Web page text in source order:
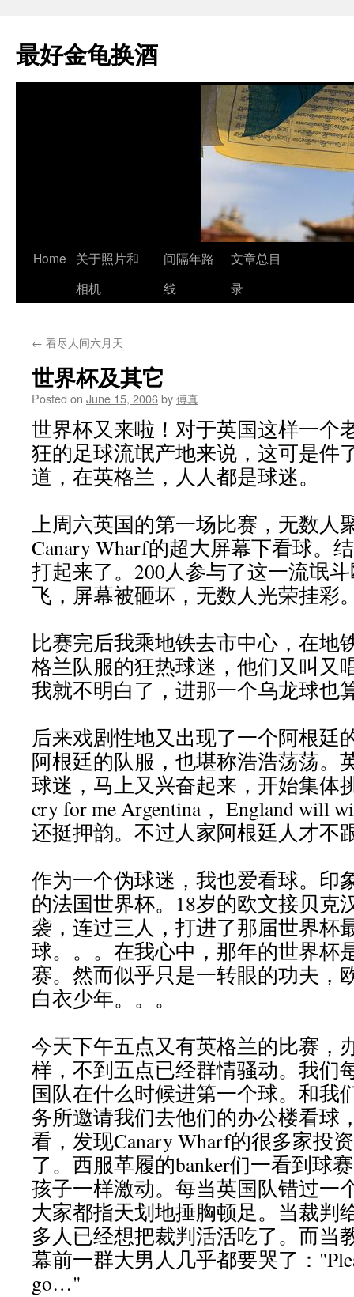
最好金龟换酒
Skip
Home
关于照片和
相机
间隔年路
线
文章总目
录
← 看尽人间六月天
世界杯及其它
Posted on June 15, 2006by傅真
世界杯又来啦！对于英国这样一个
狂的足球流氓产地来说，这可是件
道，在英格兰，人人都是球迷。
上周六英国的第一场比赛，无数人
Canary Wharf的超大屏幕下看球。
打起来了。200人参与了这一流氓
飞，屏幕被砸坏，无数人光荣挂彩
比赛完后我乘地铁去市中心，在地
格兰队服的狂热球迷，他们又叫又
我就不明白了，进那一个乌龙球也
后来戏剧性地又出现了一个阿根廷
阿根廷的队服，也堪称浩浩荡荡。
球迷，马上又兴奋起来，开始集体
cry for me Argentina， England will
还挺押韵。不过人家阿根廷人才不
作为一个伪球迷，我也爱看球。印
的法国世界杯。18岁的欧文接贝克
袭，连过三人，打进了那届世界杯
球。。。在我心中，那年的世界杯
赛。然而似乎只是一转眼的功夫，
白衣少年。。。
今天下午五点又有英格兰的比赛，
样，不到五点已经群情骚动。我们
国队在什么时候进第一个球。和我
务所邀请我们去他们的办公楼看球
看，发现Canary Wharf的很多家投
了。西服革履的banker们一看到球
孩子一样激动。每当英国队错过一
大家都指天划地捶胸顿足。当裁判
多人已经想把裁判活活吃了。而当
幕前一群大男人几乎都要哭了：
go…"